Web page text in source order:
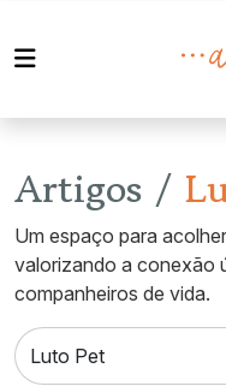
Artigos /
Um espaço para
valorizando a conexão
companheiros de vida.